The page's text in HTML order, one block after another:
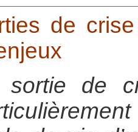
de
sortie de